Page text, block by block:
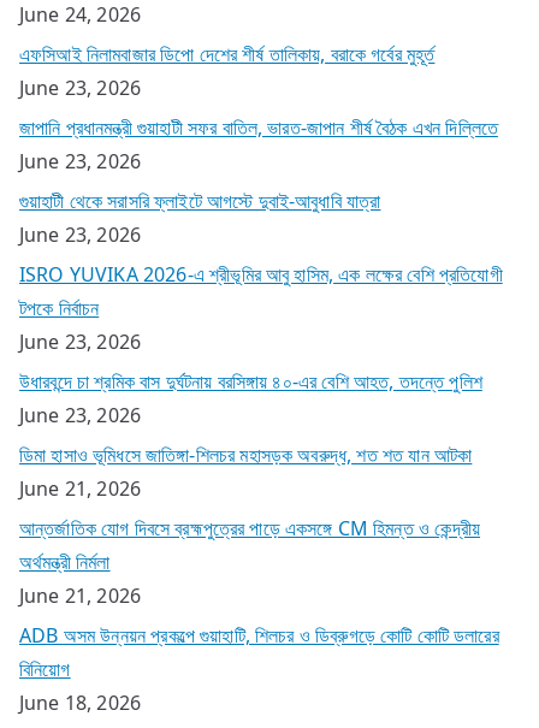
June 24, 2026
এফসিআই নিলামবাজার ডিপো দেশের শীর্ষ তালিকায়, বরাকে গর্বের মুহূর্ত
June 23, 2026
জাপানি প্রধানমন্ত্রী গুয়াহাটী সফর বাতিল, ভারত-জাপান শীর্ষ বৈঠক এখন দিল্লিতে
June 23, 2026
গুয়াহাটী থেকে সরাসরি ফ্লাইটে আগস্টে দুবাই-আবুধাবি যাত্রা
June 23, 2026
ISRO YUVIKA 2026-এ শ্রীভূমির আবু হাসিম, এক লক্ষের বেশি প্রতিযোগী
টপকে নির্বাচন
June 23, 2026
উধারবন্দে চা শ্রমিক বাস দুর্ঘটনায় বরসিঙ্গায় ৪০-এর বেশি আহত, তদন্তে পুলিশ
June 23, 2026
ডিমা হাসাও ভূমিধসে জাতিঙ্গা-শিলচর মহাসড়ক অবরুদ্ধ, শত শত যান আটকা
June 21, 2026
আন্তর্জাতিক যোগ দিবসে ব্রহ্মপুত্রের পাড়ে একসঙ্গে CM হিমন্ত ও কেন্দ্রীয়
অর্থমন্ত্রী নির্মলা
June 21, 2026
ADB অসম উন্নয়ন প্রকল্পে গুয়াহাটি, শিলচর ও ডিব্রুগড়ে কোটি কোটি ডলারের
বিনিয়োগ
June 18, 2026